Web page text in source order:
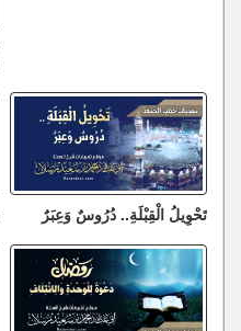
تَحْوِيلُ الْقِبْلَةِ.. دُرُوسٌ وَعِبَرٌ